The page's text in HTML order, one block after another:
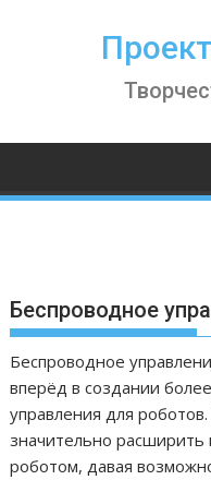
o
o
Беспроводное
Беспроводное
вперёд в создании
управления для
значительно расширить
роботом, давая